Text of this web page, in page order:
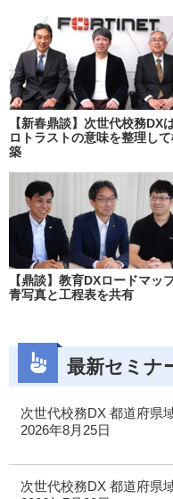
【新春鼎談】次世代校務DX
ロトラストの意味を整理し
築
【鼎談】教育DXロードマッ
青写真と工程表を共有
最新セミナ
次世代校務DX 都道府県
2026年8月25日
次世代校務DX 都道府県